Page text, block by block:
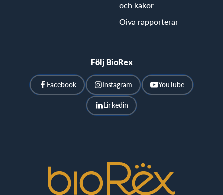
och kakor
Oiva rapporterar
Följ BioRex
Facebook Instagram YouTube
Linkedin
Cinemas